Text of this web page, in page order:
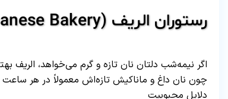
رستوران الریف (Al Reef Lebanese Bakery) – بهترین صبحانه و نان داغ
اگر نیمه‌شب دلتان نان تازه و گرم می‌خواهد، الریف
چون نان داغ و ماناکیش تازه‌اش معمولاً در هر
دلایل محبوبیت